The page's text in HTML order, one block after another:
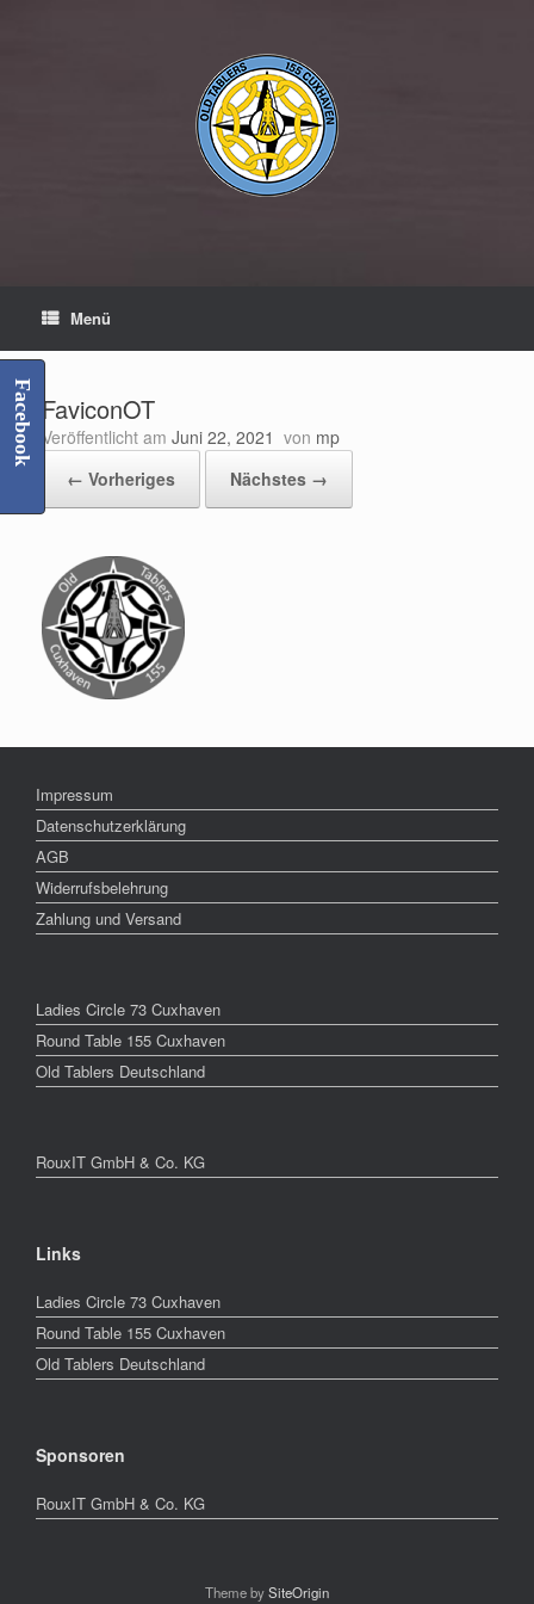
Menü
FaviconOT
Veröffentlicht am Juni 22, 2021 von mp
← Vorheriges
Nächstes →
Impressum
Datenschutzerklärung
AGB
Widerrufsbelehrung
Zahlung und Versand
Ladies Circle 73 Cuxhaven
Round Table 155 Cuxhaven
Old Tablers Deutschland
RouxIT GmbH & Co. KG
Links
Ladies Circle 73 Cuxhaven
Round Table 155 Cuxhaven
Old Tablers Deutschland
Sponsoren
RouxIT GmbH & Co. KG
Theme bySiteOrigin
Facebook